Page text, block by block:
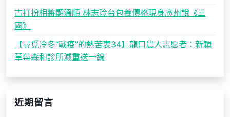
古打扮相將顯溫順 林志玲台包養價格現身廣州說《三
國》
【尋覓冷冬“戰疫”的熱苦衷34】龍口農人志愿者：新穎
草莓森和診所減重送一線
近期留言